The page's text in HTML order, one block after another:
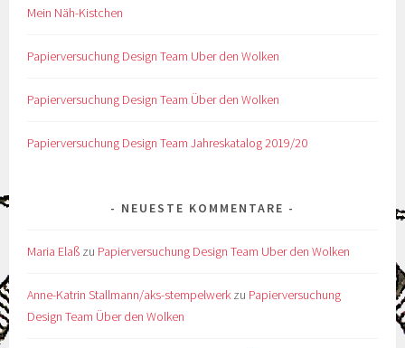
Mein Näh-Kistchen
Papierversuchung Design Team Uber den Wolken
Papierversuchung Design Team Über den Wolken
Papierversuchung Design Team Jahreskatalog 2019/20
NEUESTE KOMMENTARE
Maria Elaß zu Papierversuchung Design Team Uber den Wolken
Anne-Katrin Stallmann/aks-stempelwerk zu Papierversuchung
Design Team Über den Wolken